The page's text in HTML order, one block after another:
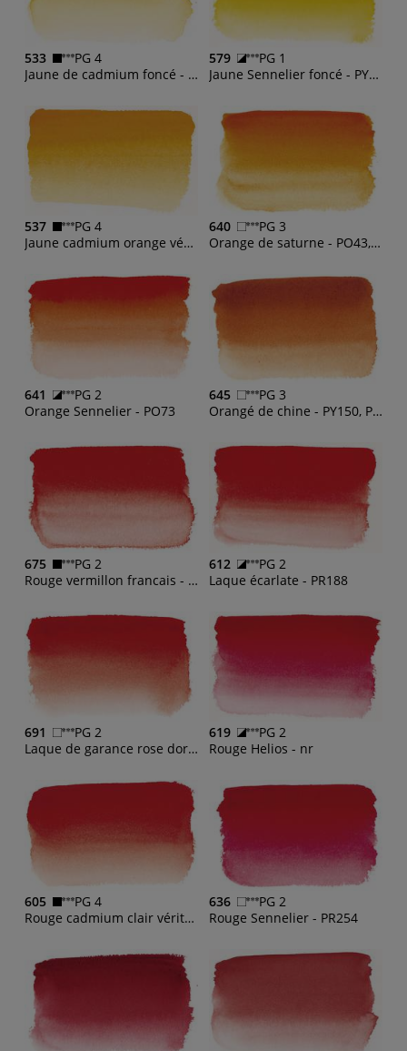
533
PG 4
Jaune de cadmium foncé - PY35
579
PG 1
Jaune Sennelier foncé - PY83, PY153
537
PG 4
Jaune cadmium orange véritable - PY35, PO20
640
PG 3
Orange de saturne - PO43, PY83
641
PG 2
Orange Sennelier - PO73
645
PG 3
Orangé de chine - PY150, PR209, PBr23
675
PG 2
Rouge vermillon francais - PR242
612
PG 2
Laque écarlate - PR188
691
PG 2
Laque de garance rose dorée - PR255
619
PG 2
Rouge Helios - nr
605
PG 4
Rouge cadmium clair véritable - PR108
636
PG 2
Rouge Sennelier - PR254